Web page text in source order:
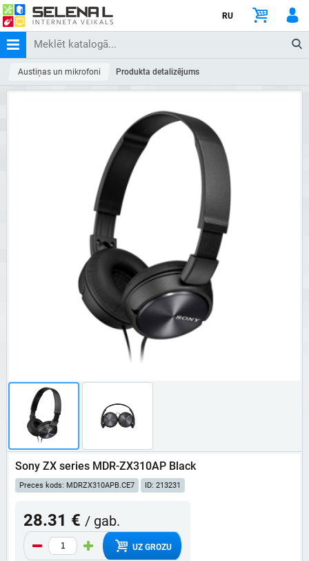
RU
Austiņas un mikrofoni Produkta detalizējums
Sony ZX series MDR-ZX310AP Black
Preces kods: MDRZX310APB.CE7 ID: 213231
28.31 € / gab.
UZ GROZU